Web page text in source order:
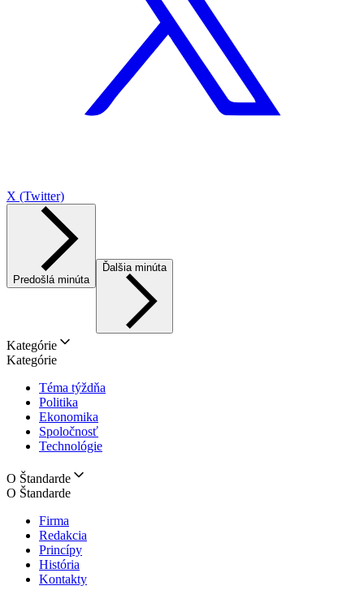
X (Twitter)
Predošlá minúta
Ďalšia minúta
Kategórie
Kategórie
Téma týždňa
Politika
Ekonomika
Spoločnosť
Technológie
O Štandarde
O Štandarde
Firma
Redakcia
Princípy
História
Kontakty